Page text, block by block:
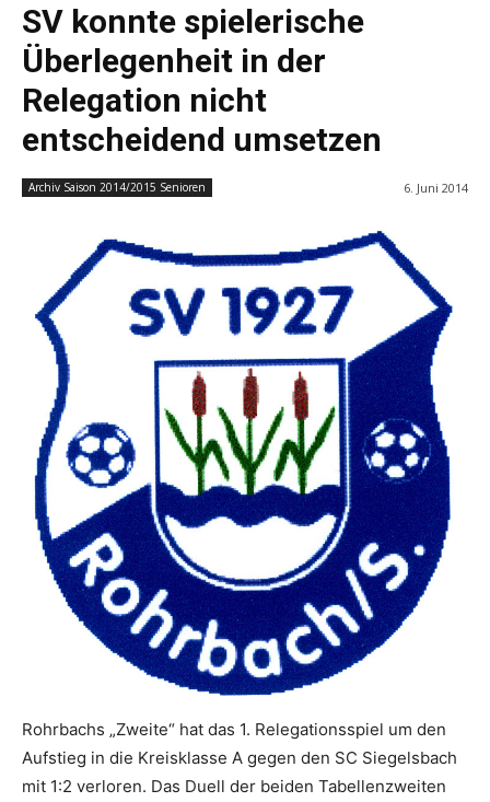
SV konnte spielerische
Überlegenheit in der
Relegation nicht
entscheidend umsetzen
Archiv Saison 2014/2015 Senioren 6. Juni 2014
Rohrbachs „Zweite“ hat das 1. Relegationsspiel um den
Aufstieg in die Kreisklasse A gegen den SC Siegelsbach
mit 1:2 verloren. Das Duell der beiden Tabellenzweiten